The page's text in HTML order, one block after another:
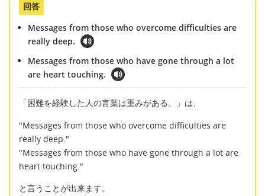
回答
Messages from those who overcome difficulties are
really deep.
Messages from those who have gone through a lot
are heart touching.
「困難を経験した人の言葉は重みがある。」は、
"Messages from those who overcome difficulties are
really deep."
"Messages from those who have gone through a lot are
heart touching."
と言うことが出来ます。